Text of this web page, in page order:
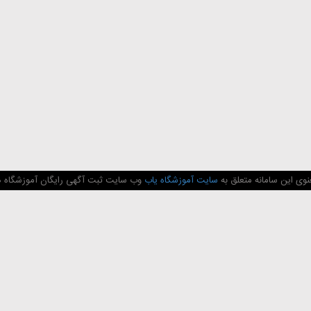
این سامانه متعلق به سایت آموزشگاه یابوب سایت ثبت آگهی رایگان آموزشگاه